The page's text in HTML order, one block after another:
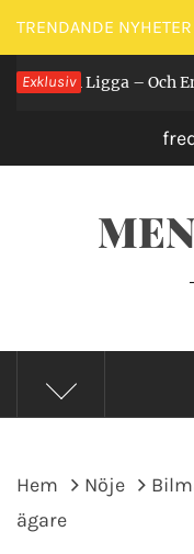
Hoppa
till
innehåll
TRENDANDE NYHETER
Exklusiv
Man Ligga – Och En
Hem Nöje
ägare